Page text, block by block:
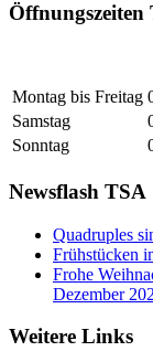
Montag bis Freitag
Samstag
Sonntag
Newsflash TSA
Quadruples
Frühstücken
Frohe
Dezember
Weitere Links